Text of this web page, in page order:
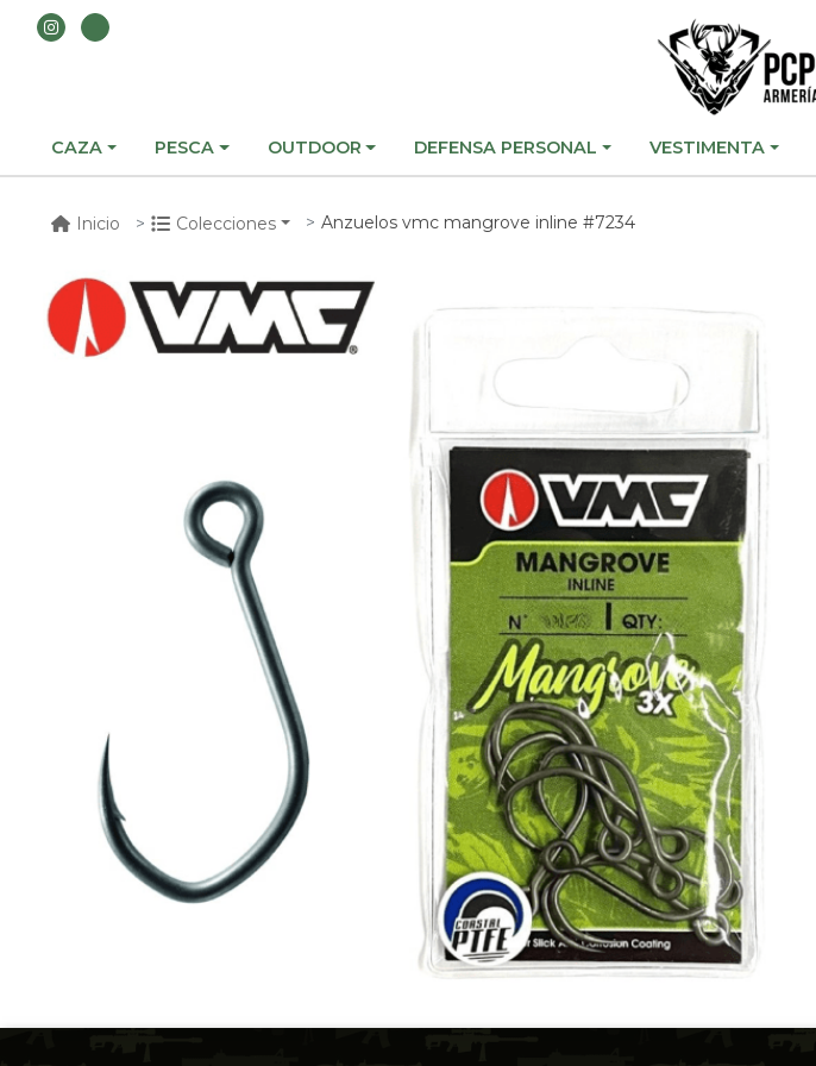
CAZA PESCA OUTDOOR DEFENSA PERSONAL VESTIMENTA
Inicio Colecciones Anzuelos vmc mangrove inline #7234